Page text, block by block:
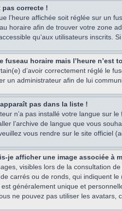
pas correcte !
l’heure affichée soit réglée sur un
horaire afin de trouver votre zone
qu’aux utilisateurs inscrits.
fuseau horaire mais l’heure n’est
d’avoir correctement réglé le
un administrateur afin de lui
pas dans la liste !
n’a pas installé votre langue sur
l’archive de langue que vous
vous rendre sur le site officiel
je afficher une image associée à
visibles lors de la consultation
de carrés ou de ronds, qui indiquent
est généralement unique et
ne pouvez pas utiliser les avatars,